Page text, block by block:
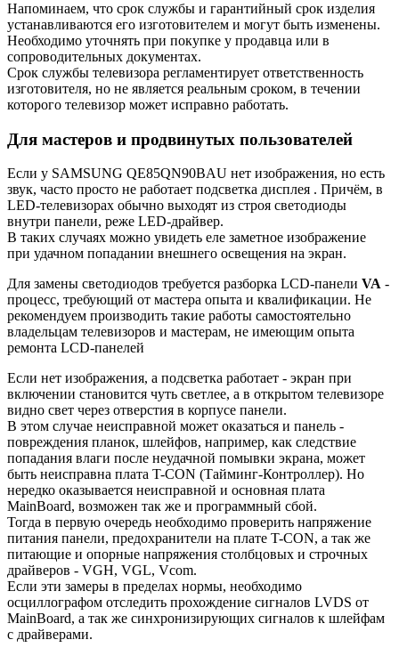
Напоминаем, что срок службы и гарантийный срок изделия
устанавливаются его изготовителем и могут быть изменены.
Необходимо уточнять при покупке у продавца или в
сопроводительных документах.
Срок службы телевизора регламентирует ответственность
изготовителя, но не является реальным сроком, в течении
которого телевизор может исправно работать.
Для мастеров и продвинутых пользователей
Если у SAMSUNG QE85QN90BAU нет изображения, но есть
звук, часто просто не работает подсветка дисплея . Причём, в
LED-телевизорах обычно выходят из строя светодиоды
внутри панели, реже LED-драйвер.
В таких случаях можно увидеть еле заметное изображение
при удачном попадании внешнего освещения на экран.
Для замены светодиодов требуется разборка LCD-панели VA -
процесс, требующий от мастера опыта и квалификации. Не
рекомендуем производить такие работы самостоятельно
владельцам телевизоров и мастерам, не имеющим опыта
ремонта LCD-панелей
Если нет изображения, а подсветка работает - экран при
включении становится чуть светлее, а в открытом телевизоре
видно свет через отверстия в корпусе панели.
В этом случае неисправной может оказаться и панель -
повреждения планок, шлейфов, например, как следствие
попадания влаги после неудачной помывки экрана, может
быть неисправна плата T-CON (Тайминг-Контроллер). Но
нередко оказывается неисправной и основная плата
MainBoard, возможен так же и программный сбой.
Тогда в первую очередь необходимо проверить напряжение
питания панели, предохранители на плате T-CON, а так же
питающие и опорные напряжения столбцовых и строчных
драйверов - VGH, VGL, Vcom.
Если эти замеры в пределах нормы, необходимо
осциллографом отследить прохождение сигналов LVDS от
MainBoard, а так же синхронизирующих сигналов к шлейфам
с драйверами.